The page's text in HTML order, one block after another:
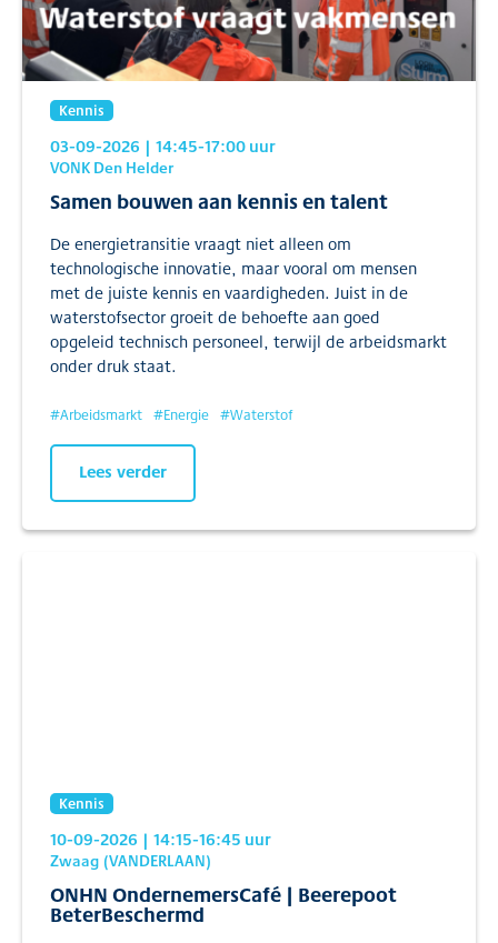
Kennis
03-09-2026 | 14:45-17:00uur
VONK Den Helder
Samen bouwen aan kennis en talent
De energietransitie vraagt niet alleen om
technologische innovatie, maar vooral om mensen
met de juiste kennis en vaardigheden. Juist in de
waterstofsector groeit de behoefte aan goed
opgeleid technisch personeel, terwijl de arbeidsmarkt
onder druk staat.
#Arbeidsmarkt #Energie #Waterstof
Lees verder
Kennis
10-09-2026 | 14:15-16:45 uur
Zwaag (VANDERLAAN)
ONHN OndernemersCafé | Beerepoot
BeterBeschermd